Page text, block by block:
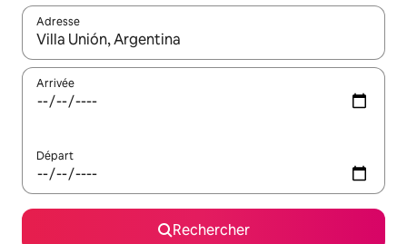
Adresse
Lorsque les résultats s'affichent, utilisez les flèches vers le
Arrivée
Départ
Rechercher